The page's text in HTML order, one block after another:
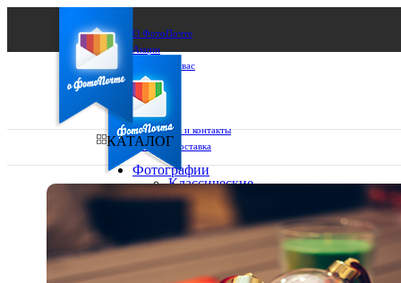
О ФотоПочте
Акции
Сделаем за вас
Бизнесу
FAQ
Франшиза
Поддержка и контакты
Оплата и доставка
Ваш город:
Ваш регион доставки
Выберите из списка:
КАТАЛОГ
Фотографии
Классические
фото
10х10
10х15
15х20